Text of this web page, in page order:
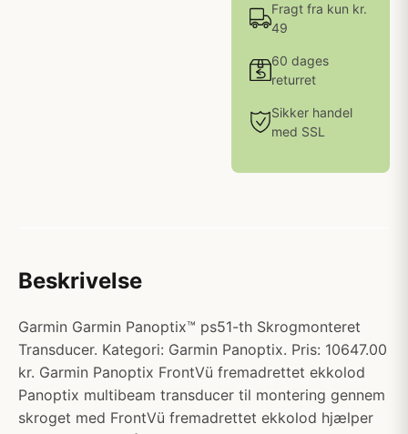
Fragt fra kun kr.
49
60 dages
returret
Sikker handel
med SSL
Beskrivelse
Garmin Garmin Panoptix™ ps51-th Skrogmonteret
Transducer. Kategori: Garmin Panoptix. Pris: 10647.00
kr. Garmin Panoptix FrontVü fremadrettet ekkolod
Panoptix multibeam transducer til montering gennem
skroget med FrontVü fremadrettet ekkolod hjælper